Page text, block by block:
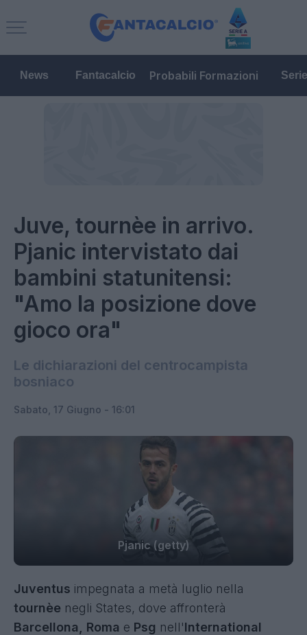
News Fantacalcio Probabili Formazioni
Juve, tournèe in arrivo.
Pjanic intervistato dai
bambini statunitensi:
"Amo la posizione dove
gioco ora"
Le dichiarazioni del centrocampista
bosniaco
Sabato, 17 Giugno - 16:01
Pjanic (getty)
Juventus impegnata a metà luglio nella
tournèe negli States, dove affronterà
Barcellona, Roma e Psg nell'International